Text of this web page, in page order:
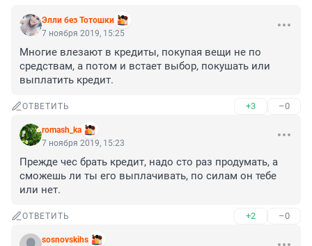
Элли без Тотошки
7 ноября 2019, 15:25
Многие влезают в кредиты, покупая вещи не по
средствам, а потом и встает выбор, покушать или
выплатить кредит.
ОТВЕТИТЬ +3 –0
romash_ka
7 ноября 2019, 15:23
Прежде чес брать кредит, надо сто раз продумать, а
сможешь ли ты его выплачивать, по силам он тебе
или нет.
ОТВЕТИТЬ +2 –0
sosnovskihs